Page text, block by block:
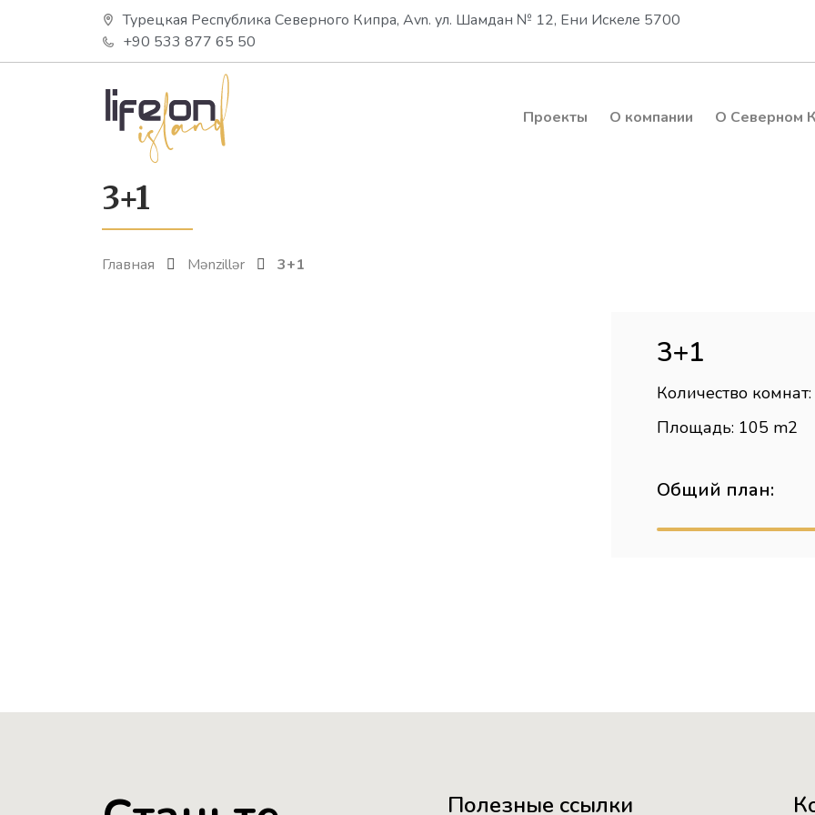
Турецкая Республика Северного Кипра, Avn. ул. Шамдан № 12, Ени Искеле 5700
+90 533 877 65 50
Проекты О компании О Северном
3+1
Главная Mənzillər 3+1
3+1
Количество
Площадь: 105 m2
Общий план:
Полезные ссылки